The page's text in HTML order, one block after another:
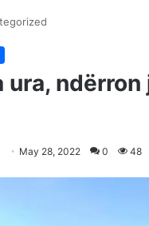
ura, ndërron
May 28, 2022 0 48